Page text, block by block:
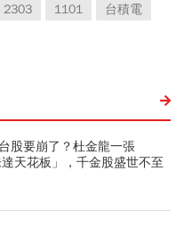
2303 1101
台積電
股要崩了？杜金龍一張
天花板」，千金股盛世不至